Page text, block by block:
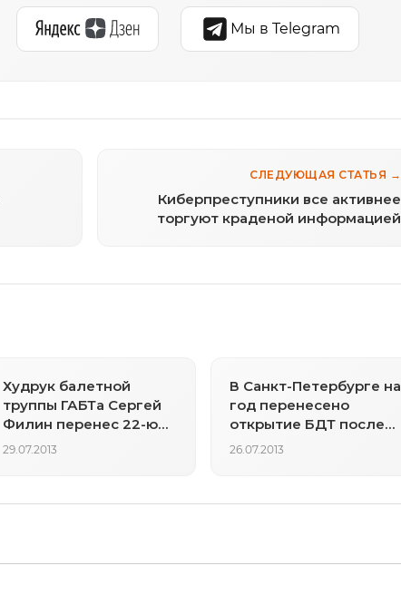
Мы в Telegram
СЛЕДУЮЩАЯ СТАТЬЯ →
Киберпреступники все активнее
торгуют краденой информацией
Худрук балетной
труппы ГАБТа Сергей
Филин перенес 22-ю
операцию на глазах
29.07.2013
В Санкт-Петербурге на
год перенесено
открытие БДТ после
реконструкции
26.07.2013